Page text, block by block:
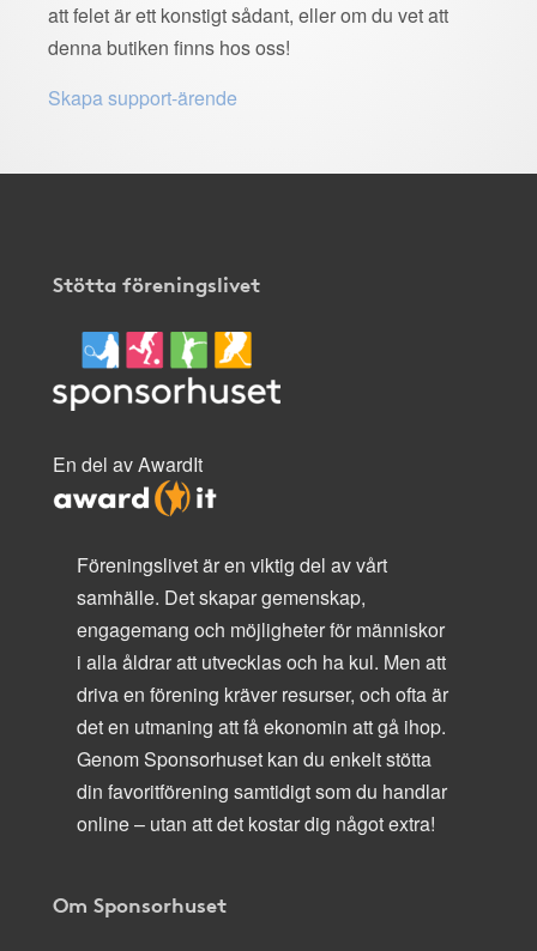
att felet är ett konstigt sådant, eller om du vet att
denna butiken finns hos oss!
Skapa support-ärende
Stötta föreningslivet
En del av AwardIt
Föreningslivet är en viktig del av vårt
samhälle. Det skapar gemenskap,
engagemang och möjligheter för människor
i alla åldrar att utvecklas och ha kul. Men att
driva en förening kräver resurser, och ofta är
det en utmaning att få ekonomin att gå ihop.
Genom Sponsorhuset kan du enkelt stötta
din favoritförening samtidigt som du handlar
online – utan att det kostar dig något extra!
Om Sponsorhuset